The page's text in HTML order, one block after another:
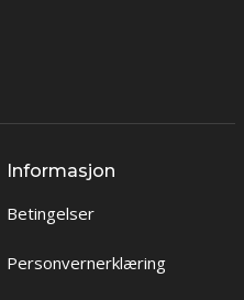
Informasjon
Betingelser
Personvernerklæring